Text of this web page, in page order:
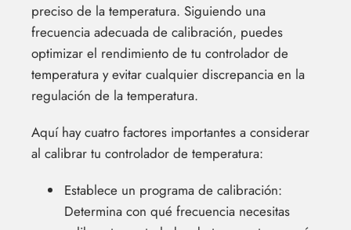
preciso de la temperatura. Siguiendo una
frecuencia adecuada de calibración, puedes
optimizar el rendimiento de tu controlador de
temperatura y evitar cualquier discrepancia en la
regulación de la temperatura.
Aquí hay cuatro factores importantes a considerar
al calibrar tu controlador de temperatura:
Establece un programa de calibración:
Determina con qué frecuencia necesitas